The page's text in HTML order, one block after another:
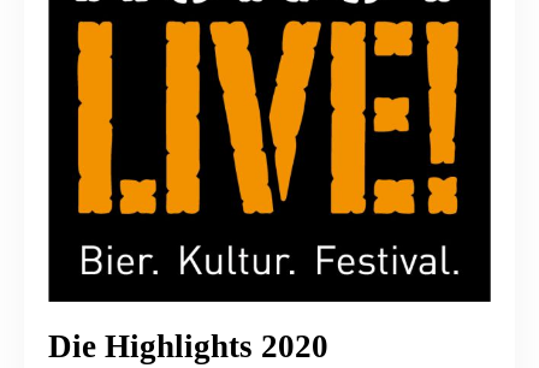
Die Highlights 2020